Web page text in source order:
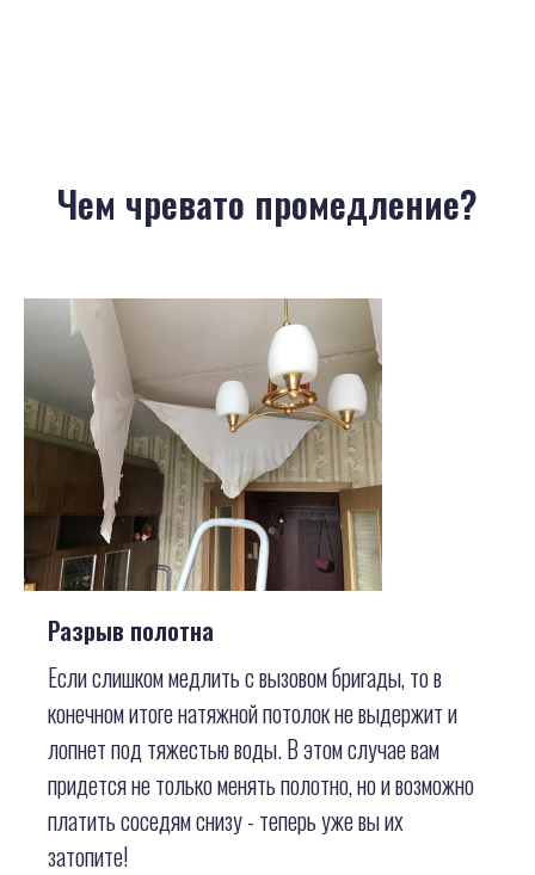
Чем чревато промедление?
Разрыв полотна
Если слишком медлить с вызовом бригады, то в
конечном итоге натяжной потолок не выдержит и
лопнет под тяжестью воды. В этом случае вам
придется не только менять полотно, но и возможно
платить соседям снизу - теперь уже вы их
затопите!